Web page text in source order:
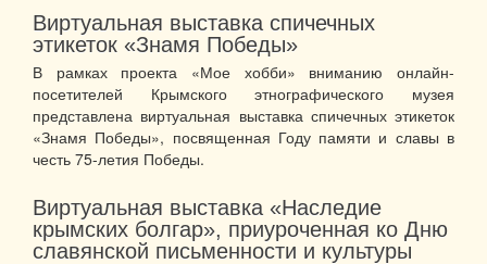
Виртуальная выставка спичечных
этикеток «Знамя Победы»
В рамках проекта «Мое хобби» вниманию онлайн-
посетителей Крымского этнографического музея
представлена виртуальная выставка спичечных этикеток
«Знамя Победы», посвященная Году памяти и славы в
честь 75-летия Победы.
Виртуальная выставка «Наследие
крымских болгар», приуроченная ко Дню
славянской письменности и культуры